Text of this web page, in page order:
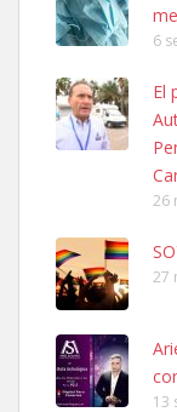
SHIBA
PERRO MACHO
06/07/2025
Leales.org »
Ninfa perdida
El día 5 se los
6
El
26
27
13